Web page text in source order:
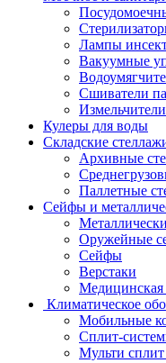
Лампы
Вакуумные
Сшиватели
Кулеры для воды
Складские
Архивные
Паллетные
Сейфы и
Оружейные
Сейфы
Верстаки
Медицинская
Климатическое
Мобильные
Сплит-
Мульти